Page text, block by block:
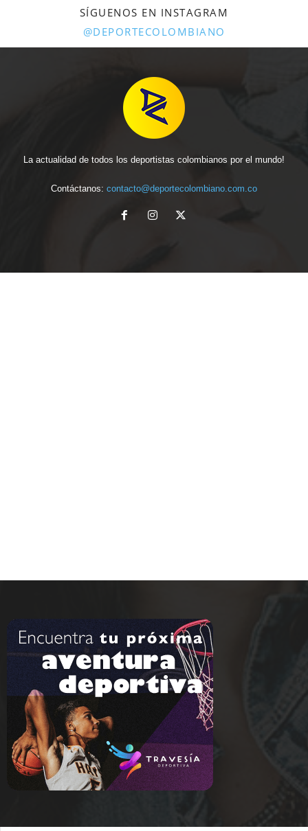
SÍGUENOS EN INSTAGRAM
@DEPORTECOLOMBIANO
La actualidad de todos los deportistas colombianos por el mundo!
Contáctanos: contacto@deportecolombiano.com.co